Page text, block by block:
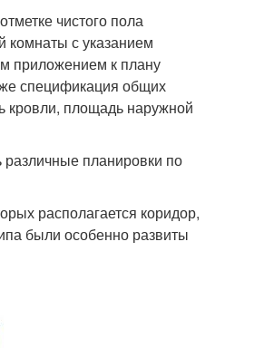
чистого пола
комнаты с указанием
приложением к плану
спецификация общих
площадь наружной
планировки по
располагается коридор,
были особенно развиты